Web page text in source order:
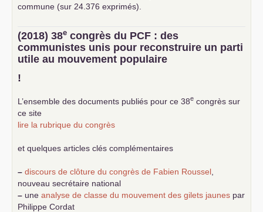
commune (sur 24.376 exprimés).
(2018) 38e congrès du PCF : des
communistes unis pour reconstruire un parti
utile au mouvement populaire
!
L’ensemble des documents publiés pour ce 38e congrès sur
ce site
lire la rubrique du congrès
et quelques articles clés complémentaires
– discours de clôture du congrès de Fabien Roussel
nouveau secrétaire national
– une analyse de classe du mouvement des gilets jaunes par
Philippe Cordat